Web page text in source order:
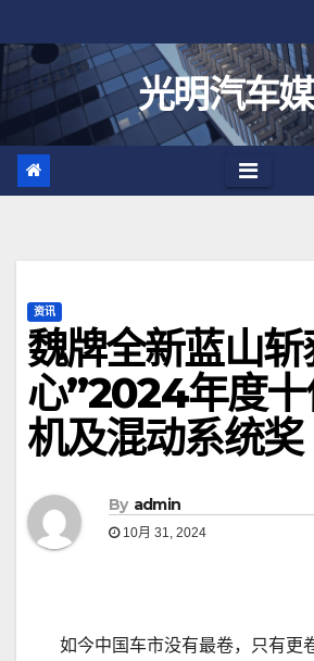
至
光明汽车
资讯
魏牌全新蓝山斩
心”2024年度十
机及混动系统奖
By admin
10月 31, 2024
如今中国车市没有最卷，只有更